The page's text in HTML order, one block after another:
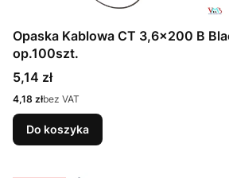
Opaska Kablowa CT 3,6x200 B
op.100szt.
Cena
5,14 zł
Cena
4,18 złbez VAT
Do koszyka